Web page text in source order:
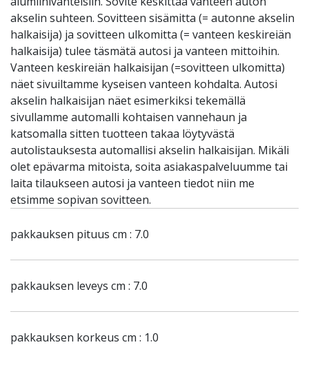
akselin suhteen. Sovitteen sisämitta (= autonne akselin
halkaisija) ja sovitteen ulkomitta (= vanteen keskireiän
halkaisija) tulee täsmätä autosi ja vanteen mittoihin.
Vanteen keskireiän halkaisijan (=sovitteen ulkomitta)
näet sivuiltamme kyseisen vanteen kohdalta. Autosi
akselin halkaisijan näet esimerkiksi tekemällä
sivullamme automalli kohtaisen vannehaun ja
katsomalla sitten tuotteen takaa löytyvästä
autolistauksesta automallisi akselin halkaisijan. Mikäli
olet epävarma mitoista, soita asiakaspalveluumme tai
laita tilaukseen autosi ja vanteen tiedot niin me
etsimme sopivan sovitteen.
pakkauksen pituus cm : 7.0
pakkauksen leveys cm : 7.0
pakkauksen korkeus cm : 1.0